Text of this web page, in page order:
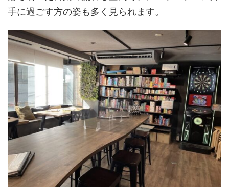
手に過ごす方の姿も多く見られます。